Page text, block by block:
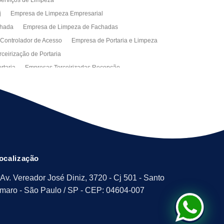
Empresa de Limpeza Empresarial
Empresa de Limpeza de Fachadas
de Acesso
Empresa de Portaria e Limpeza
de Portaria
Empresas Terceirizadas Recepção
Empresa
de Manutenção Predial
Av. Vereador José Diniz, 3720 - Cj 501 - Santo
- São Paulo / SP - CEP: 04604-007